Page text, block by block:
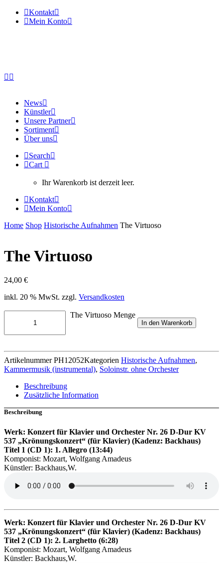
Kontakt
Mein Konto
News
Künstler
Unsere Partner
Sortiment
Über uns
Search
Cart
Ihr Warenkorb ist derzeit leer.
Kontakt
Mein Konto
Home Shop Historische Aufnahmen The Virtuoso
The Virtuoso
24,00 €
inkl. 20 % MwSt. zzgl. Versandkosten
The Virtuoso Menge
In den Warenkorb
Artikelnummer PH12052Kategorien Historische Aufnahmen,
Kammermusik (instrumental), Soloinstr. ohne Orchester
Beschreibung
Zusätzliche Information
Beschreibung
Werk: Konzert für Klavier und Orchester Nr. 26 D-Dur KV
537 „Krönungskonzert“ (für Klavier) (Kadenz: Backhaus)
Titel 1 (CD 1): 1. Allegro (13:44)
Komponist: Mozart, Wolfgang Amadeus
Künstler: Backhaus,W.
Werk: Konzert für Klavier und Orchester Nr. 26 D-Dur KV
537 „Krönungskonzert“ (für Klavier) (Kadenz: Backhaus)
Titel 2 (CD 1): 2. Larghetto (6:28)
Komponist: Mozart, Wolfgang Amadeus
Künstler: Backhaus,W.